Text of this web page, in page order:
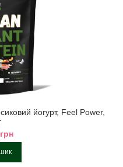
йогурт, Feel Power,